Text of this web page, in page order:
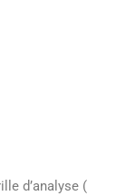
d’analyse (